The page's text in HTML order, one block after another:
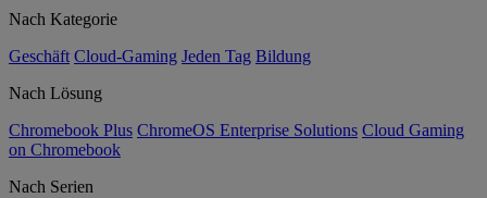
Nach Kategorie
Geschäft Cloud-Gaming Jeden Tag Bildung
Nach Lösung
Chromebook Plus ChromeOS Enterprise Solutions Cloud Gaming
on Chromebook
Nach Serien